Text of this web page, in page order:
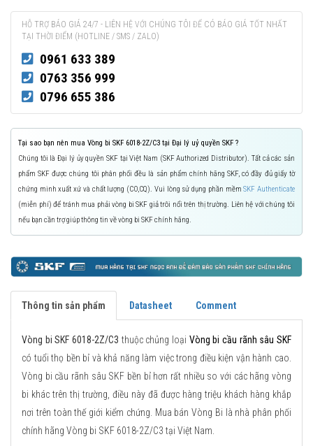
HỖ TRỢ BÁO GIÁ 24/7 - LIÊN HỆ VỚI CHÚNG TÔI ĐỂ CÓ BÁO GIÁ TỐT NHẤT
TẠI THỜI ĐIỂM (HOTLINE / SMS / ZALO)
0961 633 389
0763 356 999
0796 655 386
Tại sao bạn nên mua Vòng bi SKF 6018-2Z/C3 tại Đại lý uỷ quyền SKF ?
Chúng tôi là Đại lý ủy quyền SKF tại Việt Nam (SKF Authorized Distributor). Tất cả các sản
phẩm SKF được chúng tôi phân phối đều là sản phẩm chính hãng SKF, có đầy đủ giấy tờ
chứng minh xuất xứ và chất lượng (CO,CQ). Vui lòng sử dụng phần mềmSKF Authenticate
(miễn phí) để tránh mua phải vòng bi SKF giả trôi nổi trên thị trường. Liên hệ với chúng tôi
nếu bạn cần trợ giúp thông tin về vòng bi SKF chính hãng.
Thông tin sản phẩm Datasheet Comment
Vòng bi SKF 6018-2Z/C3 thuộc chủng loại Vòng bi cầu rãnh sâu SKF
có tuổi thọ bền bỉ và khả năng làm việc trong điều kiện vận hành cao.
Vòng bi cầu rãnh sâu SKF bền bỉ hơn rất nhiều so với các hãng vòng
bi khác trên thị trường, điều này đã được hàng triệu khách hàng khắp
nơi trên toàn thế giới kiểm chứng. Mua bán Vòng Bi là nhà phân phối
chính hãng Vòng bi SKF 6018-2Z/C3 tại Việt Nam.